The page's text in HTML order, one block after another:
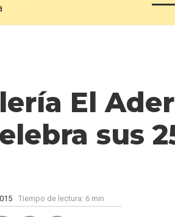
El
sus
Tiempo de lectura: 6 min